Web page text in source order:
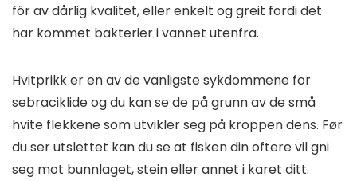
fôr av dårlig kvalitet, eller enkelt og greit fordi det
har kommet bakterier i vannet utenfra.
Hvitprikk er en av de vanligste sykdommene for
sebraciklide og du kan se de på grunn av de små
hvite flekkene som utvikler seg på kroppen dens. Før
du ser utslettet kan du se at fisken din oftere vil gni
seg mot bunnlaget, stein eller annet i karet ditt.